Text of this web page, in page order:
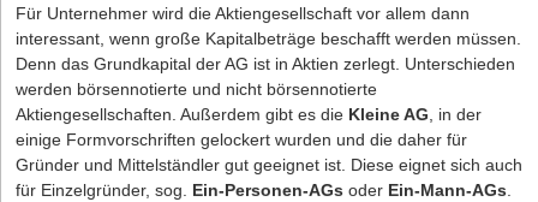
Für Unternehmer wird die Aktiengesellschaft vor allem dann
interessant, wenn große Kapitalbeträge beschafft werden müssen.
Denn das Grundkapital der AG ist in Aktien zerlegt. Unterschieden
werden börsennotierte und nicht börsennotierte
Aktiengesellschaften. Außerdem gibt es die Kleine AG , in der
einige Formvorschriften gelockert wurden und die daher für
Gründer und Mittelständler gut geeignet ist. Diese eignet sich auch
für Einzelgründer, sog. Ein-Personen-AGs oder Ein-Mann-AGs